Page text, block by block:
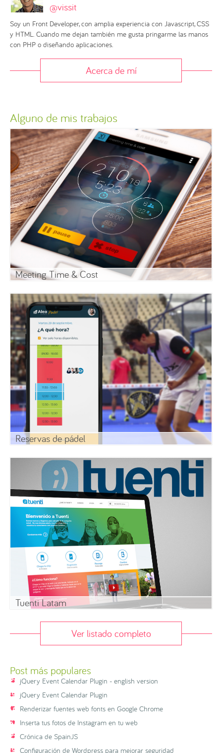
@vissit
Soy un Front Developer, con amplia experiencia con Javascript, CSS
y HTML. Cuando me dejan también me gusta pringarme las manos
con PHP o diseñando aplicaciones.
Acerca de mí
Alguno de mis trabajos
Meeting Time & Cost
Reservas de pádel
Tuenti Latam
Ver listado completo
Post más populares
jQuery Event Calendar Plugin - english version
jQuery Event Calendar Plugin
Renderizar fuentes web fonts en Google Chrome
Inserta tus fotos de Instagram en tu web
Crónica de SpainJS
Configuración de Wordpress para mejorar seguridad